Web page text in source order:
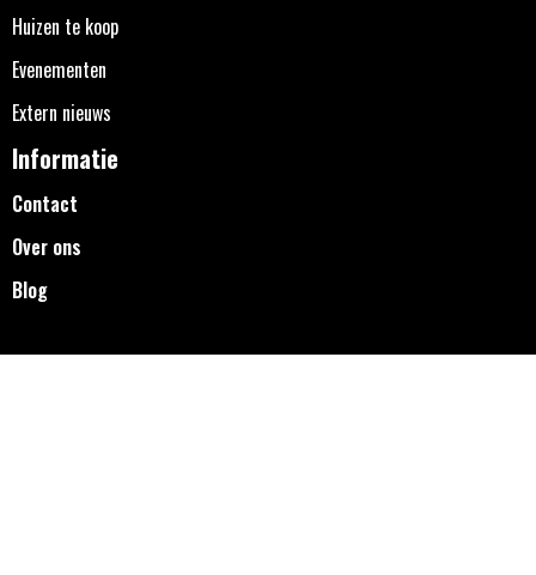
Huizen te koop
Evenementen
Extern nieuws
Informatie
Contact
Over ons
Blog